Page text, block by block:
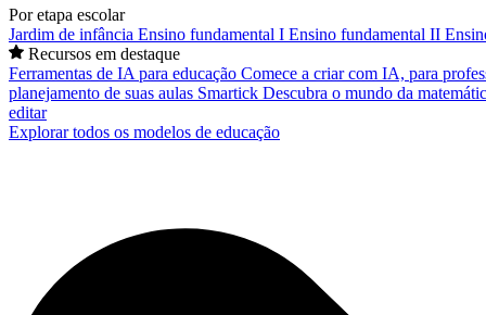
Por etapa escolar
Jardim de infância Ensino fundamental I Ensino fundamental II
Recursos em destaque
Ferramentas de IA para educação Comece a criar com IA, para
planejamento de suas aulas Smartick Descubra o mundo da
editar
Explorar todos os modelos de educação